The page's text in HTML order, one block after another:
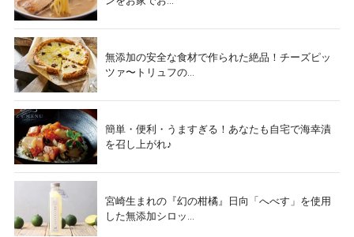
無添加の安全な食材で作られた絶品！チーズピッ
ツァ〜トリュフの...
簡単・便利・うますぎる！あなたも自宅で海幸漬
を召し上がれ♪
宮崎生まれの『幻の柑橘』日向「へべす」を使用
した無添加シロッ...